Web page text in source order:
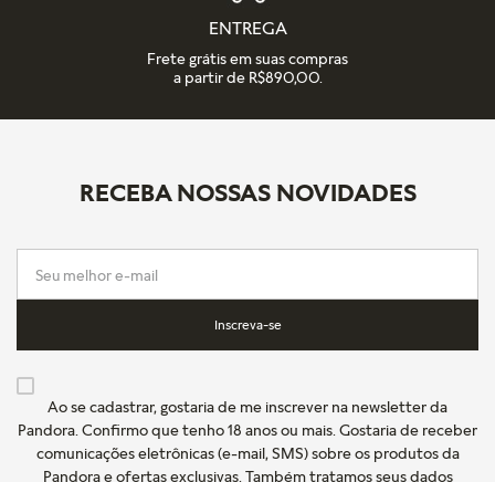
ENTREGA
Frete grátis em suas compras
a partir de R$890,00.
RECEBA NOSSAS NOVIDADES
Inscreva-se
Ao se cadastrar, gostaria de me inscrever na newsletter da
Pandora. Confirmo que tenho 18 anos ou mais. Gostaria de receber
comunicações eletrônicas (e-mail, SMS) sobre os produtos da
Pandora e ofertas exclusivas. Também tratamos seus dados